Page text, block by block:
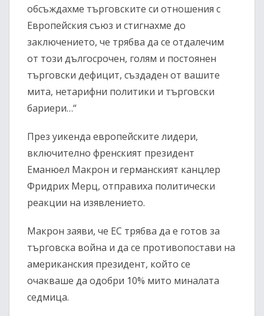
обсъждахме търговските си отношения с
Европейския съюз и стигнахме до
заключението, че трябва да се отдалечим
от този дългосрочен, голям и постоянен
търговски дефицит, създаден от вашите
мита, нетарифни политики и търговски
бариери…“
През уикенда европейските лидери,
включително френският президент
Еманюел Макрон и германският канцлер
Фридрих Мерц, отправиха политически
реакции на изявлението.
Макрон заяви, че ЕС трябва да е готов за
търговска война и да се противопостави на
американския президент, който се
очакваше да одобри 10% мито миналата
седмица.